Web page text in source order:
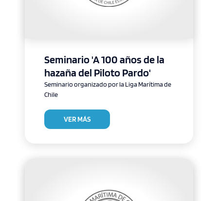
Seminario 'A 100 años de la
hazaña del Piloto Pardo'
Seminario organizado por la Liga Marítima de
Chile
VER MÁS